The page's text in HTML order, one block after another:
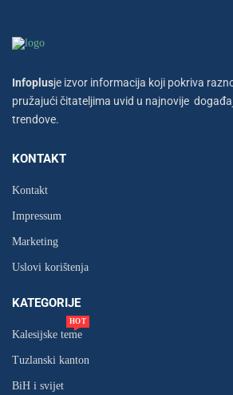
Infoplusje izvor informacija koji pokriva
pružajući čitateljima uvid u najnovije
trendove.
KONTAKT
Kontakt
Impressum
Marketing
Uslovi korištenja
KATEGORIJE
Kalesijske teme
HOT
Tuzlanski kanton
BiH i svijet